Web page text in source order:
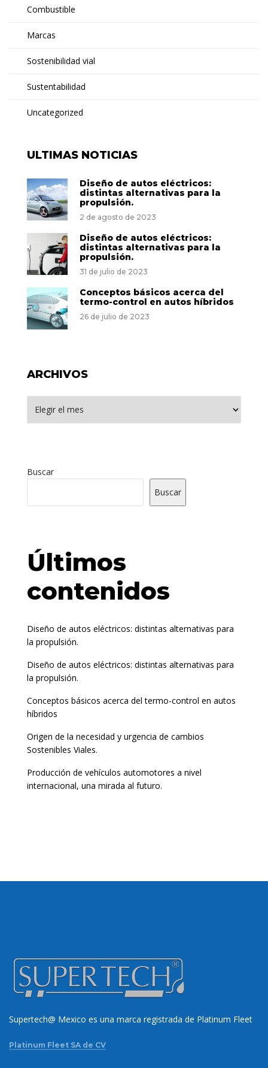
Combustible
Marcas
Sostenibilidad vial
Sustentabilidad
Uncategorized
ULTIMAS NOTICIAS
Diseño de autos eléctricos:
distintas alternativas para la
propulsión.
2 de agosto de 2023
Diseño de autos eléctricos:
distintas alternativas para la
propulsión.
31 de julio de 2023
Conceptos básicos acerca del
termo-control en autos híbridos
26 de julio de 2023
ARCHIVOS
Buscar
Buscar
Últimos
contenidos
Diseño de autos eléctricos: distintas alternativas para
la propulsión.
Diseño de autos eléctricos: distintas alternativas para
la propulsión.
Conceptos básicos acerca del termo-control en autos
híbridos
Origen de la necesidad y urgencia de cambios
Sostenibles Viales.
Producción de vehículos automotores a nivel
internacional, una mirada al futuro.
Supertech@ Mexico es una marca registrada de Platinum Fleet
Platinum Fleet SA de CV